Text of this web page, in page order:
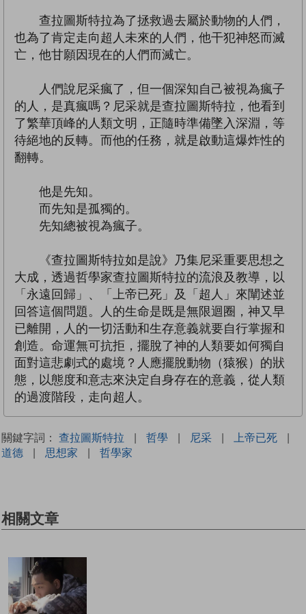
查拉圖斯特拉為了拯救過去屬於動物的人們，
也為了肯定走向超人未來的人們，他干犯神怒而滅
亡，他甘願因現在的人們而滅亡。
人們說尼采瘋了，但一個深知自己被視為瘋子
的人，是真瘋嗎？尼采就是查拉圖斯特拉，他看到
了繁華頂峰的人類文明，正隨時準備墜入深淵，等
待絕地的反轉。而他的任務，就是啟動這爆炸性的
翻轉。
他是先知。
而先知是孤獨的。
先知總被視為瘋子。
《查拉圖斯特拉如是說》乃集尼采重要思想之
大成，透過哲學家查拉圖斯特拉的流浪及教導，以
「永遠回歸」、「上帝已死」及「超人」來闡述並
回答這個問題。人的生命是既是無限迴圈，神又早
已離開，人的一切活動和生存意義就要自行掌握和
創造。命運無可抗拒，擺脫了神的人類要如何獨自
面對這悲劇式的處境？人應擺脫動物（猿猴）的狀
態，以態度和意志來決定自身存在的意義，從人類
的過渡階段，走向超人。
關鍵字詞： 查拉圖斯特拉 | 哲學 | 尼采 | 上帝已死
|
道德
| 思想家 | 哲學家
相關文章